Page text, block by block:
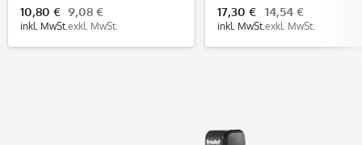
10,80 €
inkl. MwSt.
9,08 €
exkl. MwSt.
17,30 €
inkl. MwSt.
14,54 €
exkl. MwSt.